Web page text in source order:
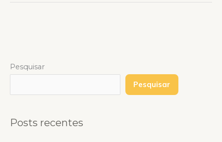
Pesquisar
Pesquisar
Posts recentes